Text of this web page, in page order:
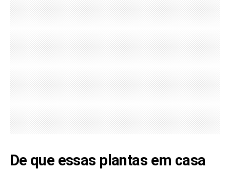
De que essas plantas em casa